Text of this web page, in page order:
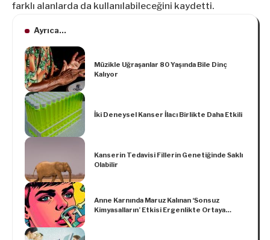
farklı alanlarda da kullanılabileceğini kaydetti.
Ayrıca...
Müzikle Uğraşanlar 80 Yaşında Bile Dinç
Kalıyor
İki Deneysel Kanser İlacı Birlikte Daha Etkili
Kanserin Tedavisi Fillerin Genetiğinde Saklı
Olabilir
Anne Karnında Maruz Kalınan ‘Sonsuz
Kimyasalların’ Etkisi Ergenlikte Ortaya